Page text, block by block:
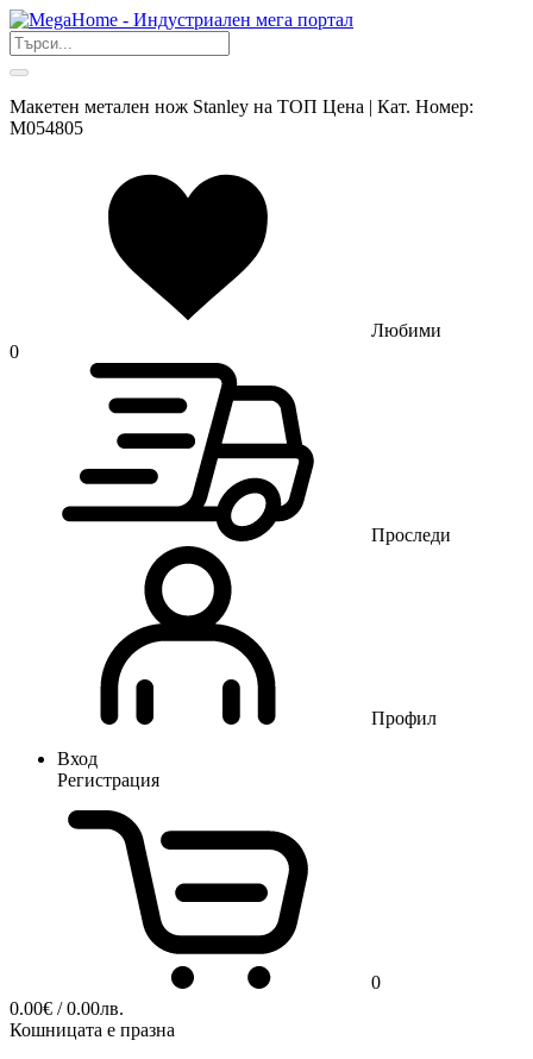
Макетен метален нож Stanley на ТОП Цена | Кат. Номер:
M054805
Любими
0
Проследи
Профил
Вход
Регистрация
0
0.00€ / 0.00лв.
Кошницата е празна